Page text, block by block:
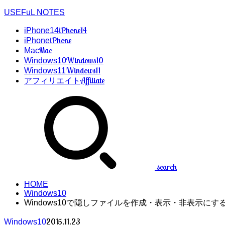
USEFuL NOTES
iPhone14iPhone14
iPhoneiPhone
MacMac
Windows10Windows10
Windows11Windows11
アフィリエイトAffiliate
search
HOME
Windows10
Windows10で隠しファイルを作成・表示・非表示にす
Windows102015.11.23